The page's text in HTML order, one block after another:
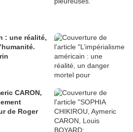
: une réalité,
CARON,